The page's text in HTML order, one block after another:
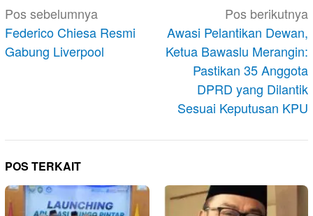
Navigasi
pos
Pos sebelumnya
Federico Chiesa Resmi
Gabung Liverpool
Pos berikutnya
Awasi Pelantikan Dewan,
Ketua Bawaslu Merangin:
Pastikan 35 Anggota
DPRD yang Dilantik
Sesuai Keputusan KPU
POS TERKAIT